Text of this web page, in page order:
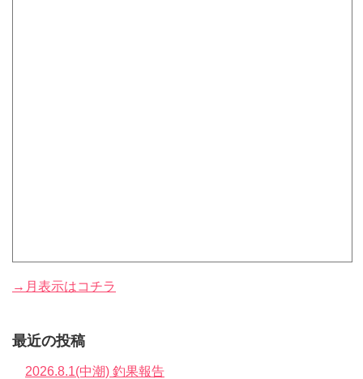
→月表示はコチラ
最近の投稿
2026.8.1(中潮) 釣果報告